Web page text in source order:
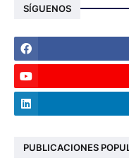
SÍGUENOS
PUBLICACIONES